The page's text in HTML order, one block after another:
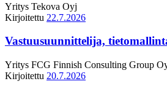
Yritys Tekova Oyj
Kirjoitettu 22.7.2026
Vastuusuunnittelija,
Yritys FCG Finnish Consulting Group
Kirjoitettu 20.7.2026